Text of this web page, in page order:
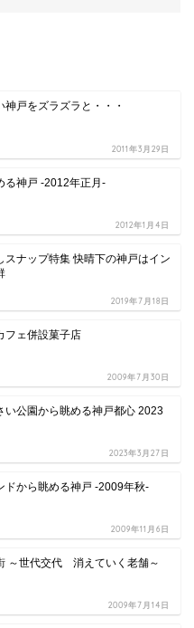
神戸をズラズラと・・・
2011年3月29日
る神戸 -2012年正月-
2012年1月4日
スナップ特集 快晴下の神戸はイン
2019年7月18日
フェ併設菓子店
2009年7月30日
い公園から眺める神戸都心 2023
2023年3月27日
ドから眺める神戸 -2009年秋-
2009年11月6日
～世代交代 消えていく老舗～
2009年7月14日